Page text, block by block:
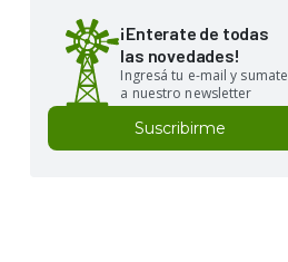
¡Enterate de todas
las novedades!
Ingresá tu e-mail y sumate
a nuestro newsletter
Suscribirme